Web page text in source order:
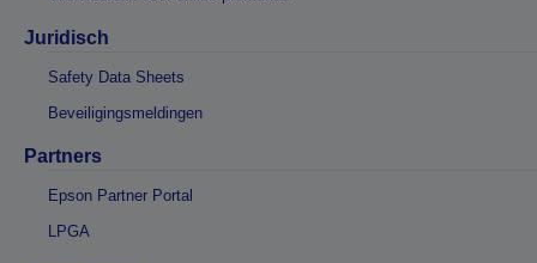
Juridisch
Safety Data Sheets
Beveiligingsmeldingen
Partners
Epson Partner Portal
LPGA